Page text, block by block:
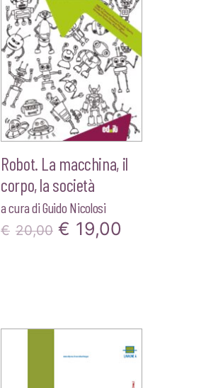
Robot. La macchina, il
corpo, la società
a cura diGuido Nicolosi
€ 20,00 Il
€20,00.
€ 19,00
€19,00.